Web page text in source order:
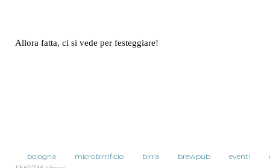
Allora fatta, ci si vede per festeggiare!
bologna microbirrificio birra brewpub eventi